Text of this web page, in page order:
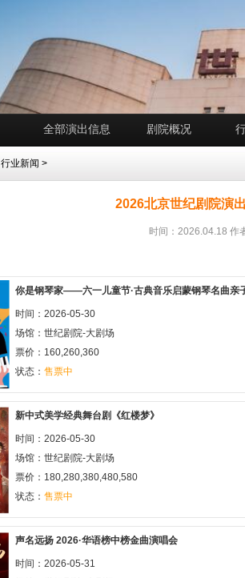
全部演出信息 剧院概况
行业新闻 >
2026北京世纪剧院演
时间：2026.04.18 作
你是钢琴家——六一儿童节·古典音乐启蒙钢琴名曲亲
时间：2026-05-30
场馆： 世纪剧院-大剧场
票价：160,260,360
状态： 售票中
新中式美学经典舞台剧《红楼梦》
时间：2026-05-30
场馆： 世纪剧院-大剧场
票价：180,280,380,480,580
状态： 售票中
声名远扬 2026·华语榜中榜金曲演唱会
时间：2026-05-31